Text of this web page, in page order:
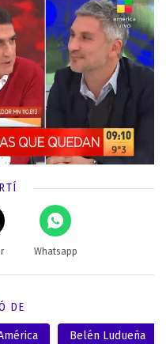
Whatsapp
DE
Belén Ludueña